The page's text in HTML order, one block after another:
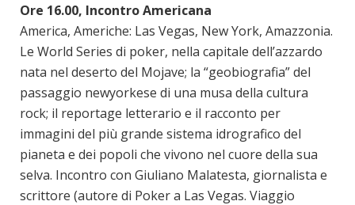
Ore 16.00, Incontro Americana
America, Americhe: Las Vegas, New York, Amazzonia.
Le World Series di poker, nella capitale dell’azzardo
nata nel deserto del Mojave; la “geobiografia” del
passaggio newyorkese di una musa della cultura
rock; il reportage letterario e il racconto per
immagini del più grande sistema idrografico del
pianeta e dei popoli che vivono nel cuore della sua
selva. Incontro con Giuliano Malatesta, giornalista e
scrittore (autore di Poker a Las Vegas. Viaggio